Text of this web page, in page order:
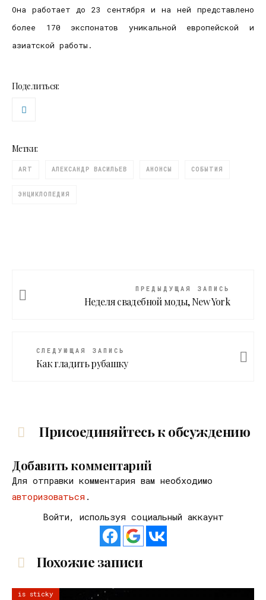
Она работает до 23 сентября и на ней представлено
более 170 экспонатов уникальной европейской и
азиатской работы.
Поделиться:
Метки:
ART АЛЕКСАНДР ВАСИЛЬЕВ АНОНСЫ СОБЫТИЯ
ЭНЦИКЛОПЕДИЯ
ПРЕДЫДУЩАЯ ЗАПИСЬ
Неделя свадебной моды, New York
СЛЕДУЮЩАЯ ЗАПИСЬ
Как гладить рубашку
Присоединяйтесь к обсуждению
Добавить комментарий
Для отправки комментария вам необходимо
авторизоваться .
Войти, используя социальный аккаунт
Похожие записи
is sticky